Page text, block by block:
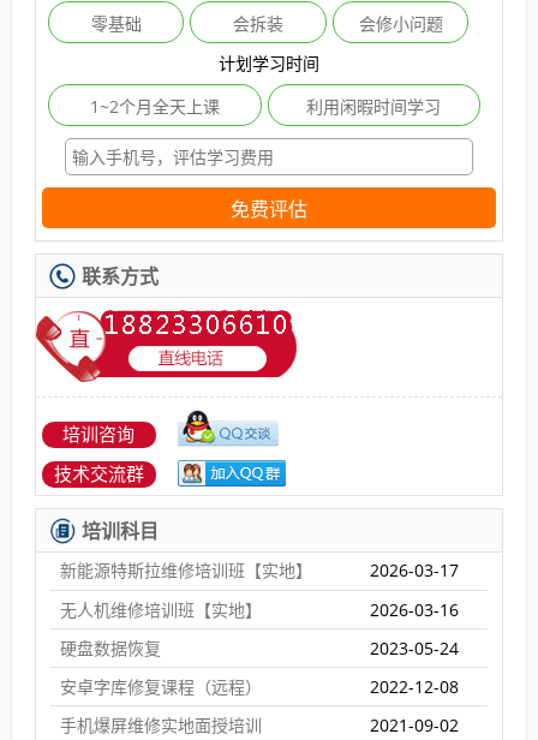
零基础
会拆装
会修小问题
计划学习时间
1~2个月全天上课
利用闲暇时间学习
免费评估
联系方式
培训咨询
技术交流群
培训科目
新能源特斯拉维修培训班【实地】
2026-03-17
无人机维修培训班【实地】
2026-03-16
硬盘数据恢复
2023-05-24
安卓字库修复课程（远程）
2022-12-08
手机爆屏维修实地面授培训
2021-09-02